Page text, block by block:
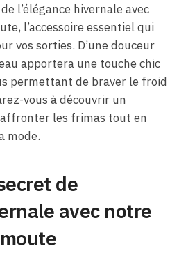
l’élégance hivernale avec
l’accessoire essentiel qui
vos sorties. D’une douceur
apportera une touche chic
permettant de braver le froid
vous à découvrir un
les frimas tout en
mode.
de
avec notre